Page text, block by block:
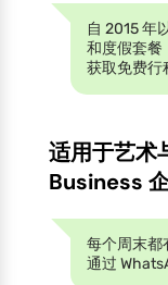
自 2015 年
和度假套餐
获取免费行
适用于艺术
Business
每个周末都
通过